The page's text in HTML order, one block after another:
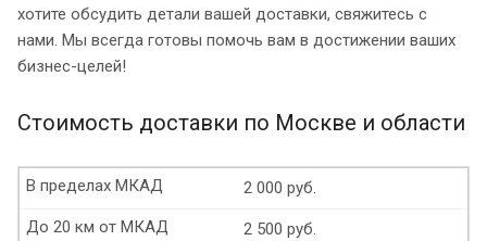
хотите обсудить детали вашей доставки, свяжитесь с
нами. Мы всегда готовы помочь вам в достижении ваших
бизнес-целей!
Стоимость доставки по Москве и области
2 000 руб.
В пределах МКАД
2 500 руб.
До 20 км от МКАД